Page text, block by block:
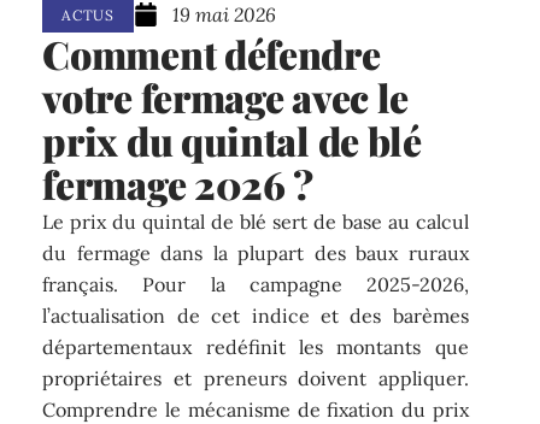
ACTUS 19 mai 2026
Comment défendre
votre fermage avec le
prix du quintal de blé
fermage 2026 ?
Le prix du quintal de blé sert de base au calcul
du fermage dans la plupart des baux ruraux
français. Pour la campagne 2025-2026,
l’actualisation de cet indice et des barèmes
départementaux redéfinit les montants que
propriétaires et preneurs doivent appliquer.
Comprendre le mécanisme de fixation du prix